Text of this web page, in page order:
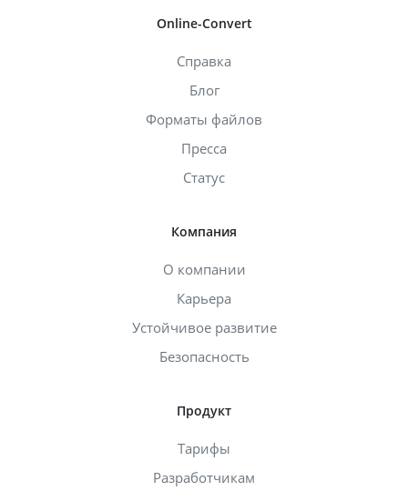
Online-Convert
Справка
Блог
Форматы файлов
Пресса
Статус
Компания
О компании
Карьера
Устойчивое развитие
Безопасность
Продукт
Тарифы
Разработчикам